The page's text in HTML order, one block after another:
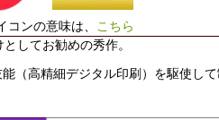
コンの意味は、 こちら
してお勧めの秀作。
（高精細デジタル印刷）を駆使し